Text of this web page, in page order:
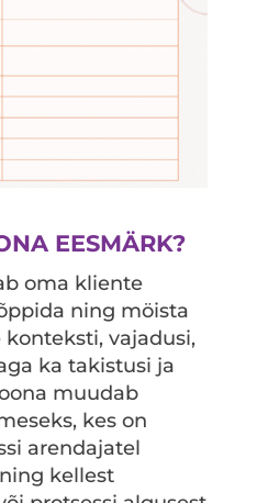
EESMÄRK?
oma kliente
ning möista
vajadusi,
ka takistusi ja
muudab
kes on
arendajatel
kellest